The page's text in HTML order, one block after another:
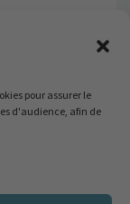
pour assurer le
d'audience, afin de